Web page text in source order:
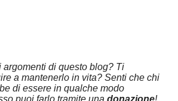
argomenti di questo blog? Ti
a mantenerlo in vita? Senti che chi
di essere in qualche modo
puoi farlo tramite una donazione!